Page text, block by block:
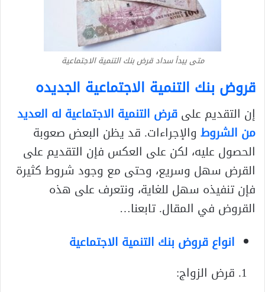
متى يبدأ سداد قرض بنك التنمية الاجتماعية
قروض بنك التنمية الاجتماعية الجديده
إن التقديم علىقرض التنمية الاجتماعية له العديد
من الشروط والإجراءات. قد يظن البعض صعوبة
الحصول عليه، لكن على العكس فإن التقديم على
القرض سهل وسريع، وحتى مع وجود شروط كثيرة
فإن تنفيذه سهل للغاية، ونتعرف على هذه
القروض في المقال. تابعنا…
انواع قروض بنك التنمية الاجتماعية
قرض الزواج: